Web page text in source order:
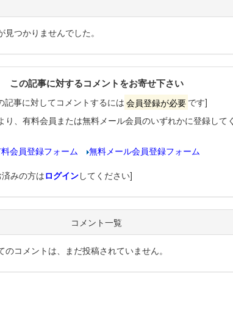
つかりませんでした。
この記事に対するコメントをお寄せ下さい
記事に対してコメントするには会員登録が必要 です]
り、有料会員または無料メール会員のいずれかに登録して
会員登録フォーム
無料メール会員登録フォーム
みの方はログインしてください]
コメント一覧
のコメントは、まだ投稿されていません。